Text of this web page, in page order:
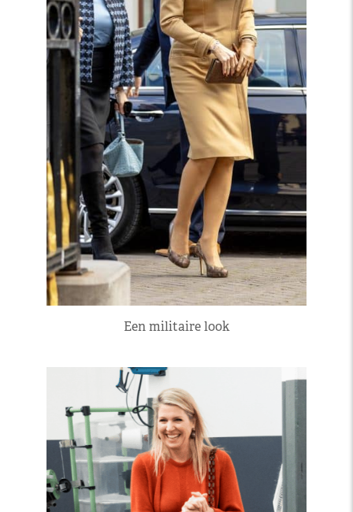
Een militaire look